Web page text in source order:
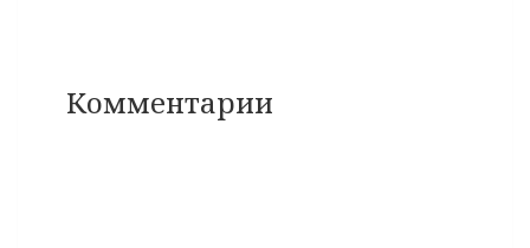
Комментарии